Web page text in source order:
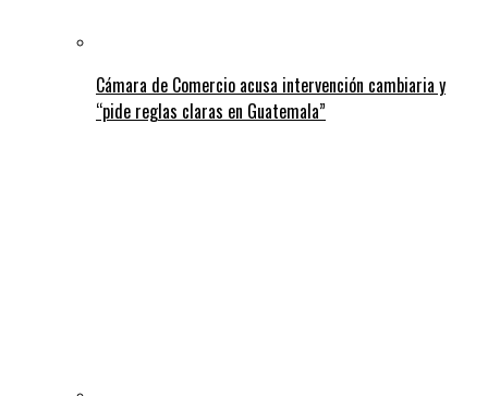
Cámara de Comercio acusa intervención cambiaria y
“pide reglas claras en Guatemala”